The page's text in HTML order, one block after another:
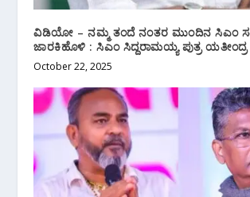
ವಿಡಿಯೋ – ನಮ್ಮ ತಂದೆ ನಂತರ ಮುಂದಿನ ಸಿಎಂ
ಜಾರಕಿಹೊಳಿ‌ : ಸಿಎಂ ಸಿದ್ದರಾಮಯ್ಯ ಪುತ್ರ
October 22, 2025